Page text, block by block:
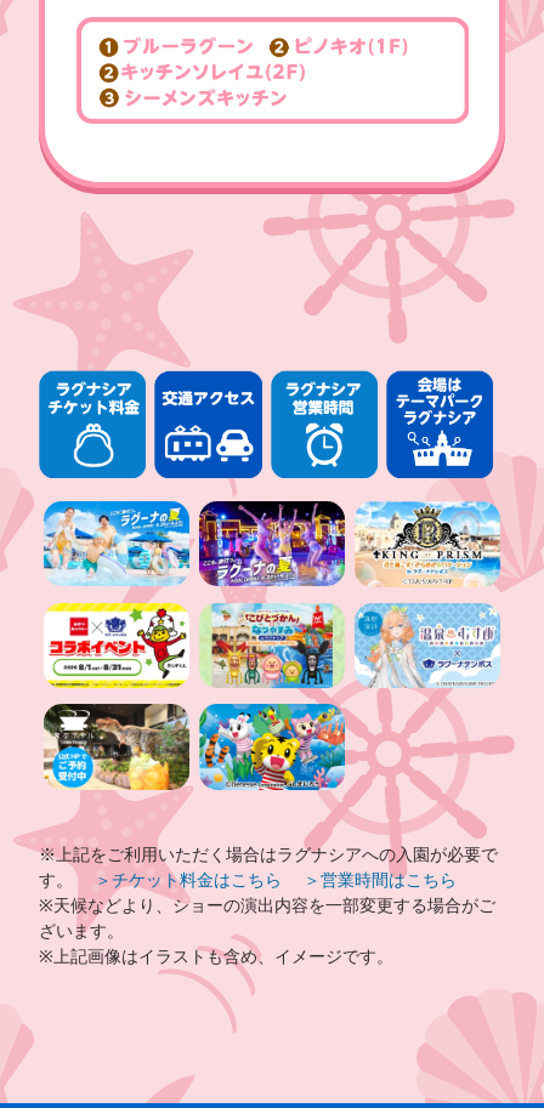
※上記をご利用いただく場合はラグナシアへの入園が必要で
す。
＞チケット料金はこちら
＞営業時間はこちら
※天候などより、ショーの演出内容を一部変更する場合がご
ざいます。
※上記画像はイラストも含め、イメージです。